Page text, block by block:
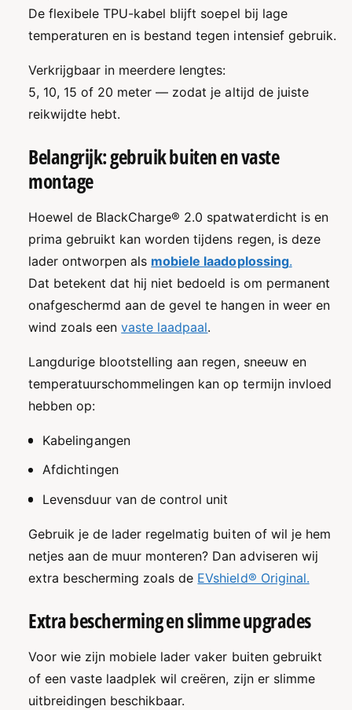
De flexibele TPU-kabel blijft soepel bij lage
temperaturen en is bestand tegen intensief gebruik.
Verkrijgbaar in meerdere lengtes:
5, 10, 15 of 20 meter — zodat je altijd de juiste
reikwijdte hebt.
Belangrijk: gebruik buiten en vaste
montage
Hoewel de BlackCharge® 2.0 spatwaterdicht is en
prima gebruikt kan worden tijdens regen, is deze
lader ontworpen als mobiele laadoplossing.
Dat betekent dat hij niet bedoeld is om permanent
onafgeschermd aan de gevel te hangen in weer en
wind zoals eenvaste laadpaal.
Langdurige blootstelling aan regen, sneeuw en
temperatuurschommelingen kan op termijn invloed
hebben op:
Kabelingangen
Afdichtingen
Levensduur van de control unit
Gebruik je de lader regelmatig buiten of wil je hem
netjes aan de muur monteren? Dan adviseren wij
extra bescherming zoals de EVshield® Original.
Extra bescherming en slimme upgrades
Voor wie zijn mobiele lader vaker buiten gebruikt
of een vaste laadplek wil creëren, zijn er slimme
uitbreidingen beschikbaar.